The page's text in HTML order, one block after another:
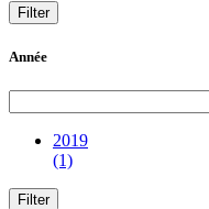
Année
2019
(1)